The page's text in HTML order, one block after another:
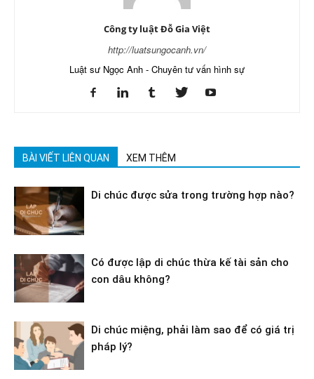
Công ty luật Đỗ Gia Việt
http://luatsungocanh.vn/
Luật sư Ngọc Anh - Chuyên tư vấn hình sự
BÀI VIẾT LIÊN QUAN XEM THÊM
Di chúc được sửa trong trường hợp nào?
Có được lập di chúc thừa kế tài sản cho
con dâu không?
Di chúc miệng, phải làm sao để có giá trị
pháp lý?